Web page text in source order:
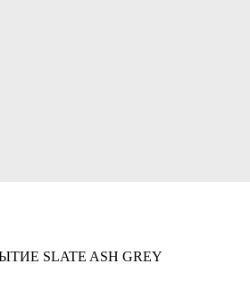
SLATE ASH GREY